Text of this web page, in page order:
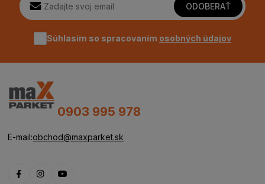
ODOBERAŤ
Súhlasím so spracovaním osobných údajov
0903 995 978
E-mail:obchod@maxparket.sk